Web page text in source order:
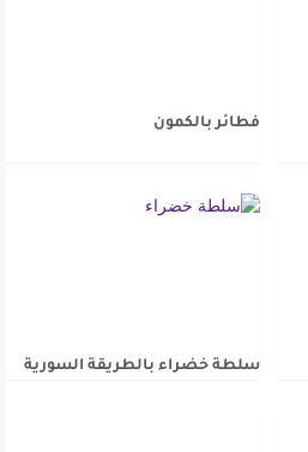
فطائر بالكمون
سلطة خضراء بالطريقة السورية